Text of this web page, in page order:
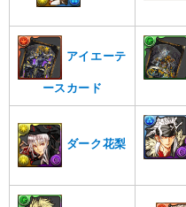
アイエーテ
ースカード
ダーク花梨